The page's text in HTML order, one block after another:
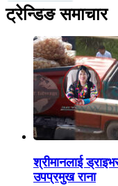
ट्रेन्डिङ समाचार
श्रीमानलाई
उपप्रमुख राना